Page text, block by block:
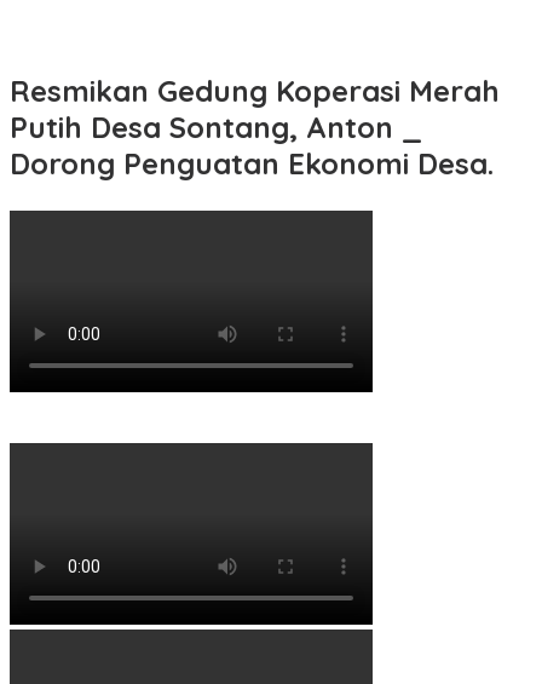
Resmikan Gedung Koperasi Merah
Putih Desa Sontang, Anton _
Dorong Penguatan Ekonomi Desa.